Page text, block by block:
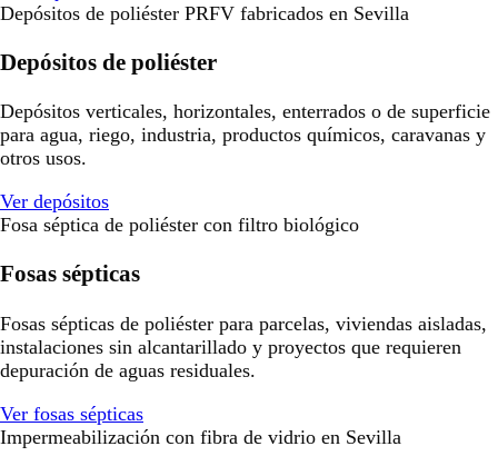
Depósitos de poliéster PRFV fabricados en Sevilla
Depósitos de poliéster
Depósitos verticales, horizontales, enterrados o de superficie
para agua, riego, industria, productos químicos, caravanas y
otros usos.
Ver depósitos
Fosa séptica de poliéster con filtro biológico
Fosas sépticas
Fosas sépticas de poliéster para parcelas, viviendas aisladas,
instalaciones sin alcantarillado y proyectos que requieren
depuración de aguas residuales.
Ver fosas sépticas
Impermeabilización con fibra de vidrio en Sevilla